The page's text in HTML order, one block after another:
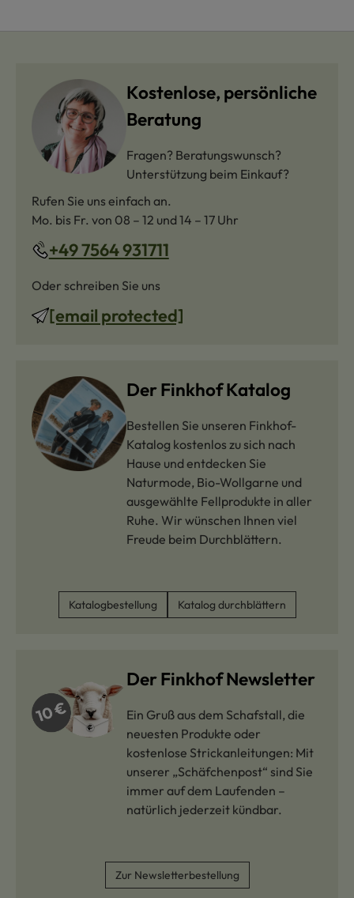
Kostenlose, persönliche
Beratung
Fragen? Beratungswunsch?
Unterstützung beim Einkauf?
Rufen Sie uns einfach an.
Mo. bis Fr. von 08 – 12 und 14 – 17 Uhr
+49 7564 931711
Oder schreiben Sie uns
[email protected]
Der Finkhof Katalog
Bestellen Sie unseren Finkhof-
Katalog kostenlos zu sich nach
Hause und entdecken Sie
Naturmode, Bio-Wollgarne und
ausgewählte Fellprodukte in aller
Ruhe. Wir wünschen Ihnen viel
Freude beim Durchblättern.
Katalogbestellung Katalog durchblättern
Der Finkhof Newsletter
Ein Gruß aus dem Schafstall, die
neuesten Produkte oder
kostenlose Strickanleitungen: Mit
unserer „Schäfchenpost“ sind Sie
immer auf dem Laufenden –
natürlich jederzeit kündbar.
Zur Newsletterbestellung